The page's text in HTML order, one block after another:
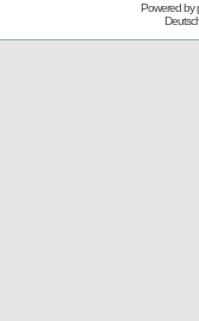
Powered by